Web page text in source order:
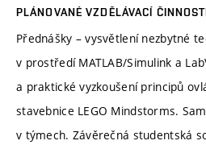
PLÁNOVANÉ VZDĚLÁVACÍ
Přednášky – vysvětlení nezbytné
v prostředí MATLAB/Simulink a
a praktické vyzkoušení principů
stavebnice LEGO Mindstorms.
v týmech. Závěrečná studentská